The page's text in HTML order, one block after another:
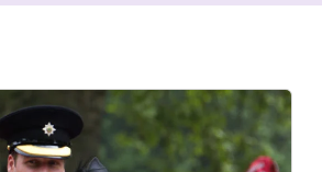
MENU